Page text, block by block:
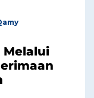
Melalui